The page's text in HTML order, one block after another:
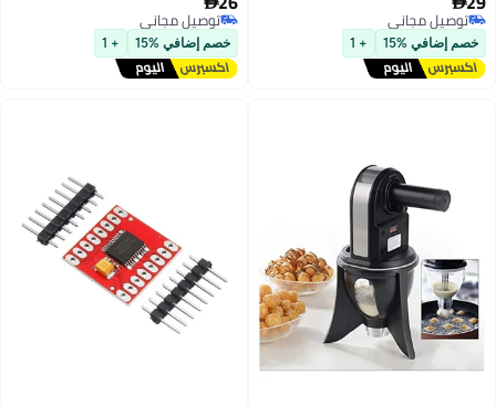
مجاني
مجاني
%15
+ 1
توصيل مجاني
توصيل مجاني
خصم إضافي %15 + 1